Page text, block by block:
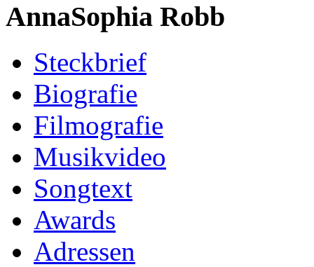
AnnaSophia Robb
Steckbrief
Biografie
Filmografie
Musikvideo
Songtext
Awards
Adressen